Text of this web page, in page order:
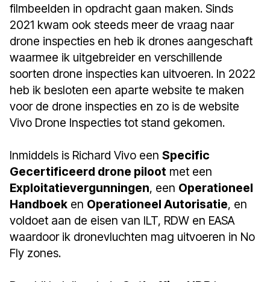
filmbeelden in opdracht gaan maken. Sinds
2021 kwam ook steeds meer de vraag naar
drone inspecties en heb ik drones aangeschaft
waarmee ik uitgebreider en verschillende
soorten drone inspecties kan uitvoeren. In 2022
heb ik besloten een aparte website te maken
voor de drone inspecties en zo is de website
Vivo Drone Inspecties tot stand gekomen.
Inmiddels is Richard Vivo een Specific
Gecertificeerd drone piloot met een
Exploitatievergunningen, een Operationeel
Handboek en Operationeel Autorisatie, en
voldoet aan de eisen van ILT, RDW en EASA
waardoor ik dronevluchten mag uitvoeren in No
Fly zones.